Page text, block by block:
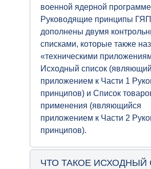
военной ядерной
Руководящие принципы ГЯП
дополнены двумя
списками, которые также
«техническими
Исходный список
приложением к Части 1
принципов) и Список
применения (являющийся
приложением к Части 2
принципов).
ЧТО ТАКОЕ ИСХОДНЫЙ